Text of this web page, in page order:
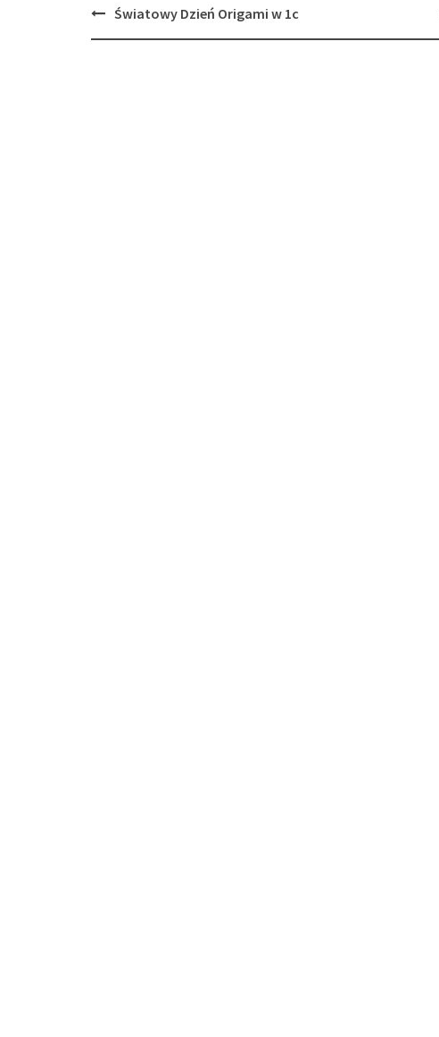
PostŚwiatowy Dzień Origami w 1c